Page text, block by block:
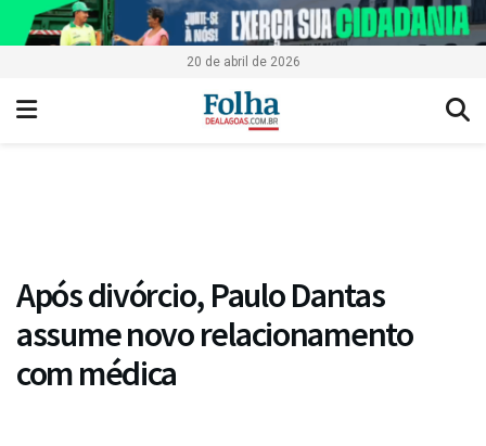
20 de abril de 2026
Após divórcio, Paulo Dantas
assume novo relacionamento
com médica